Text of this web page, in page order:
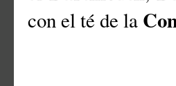
con el té de la